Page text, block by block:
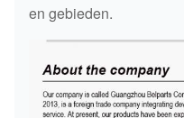
en gebieden.